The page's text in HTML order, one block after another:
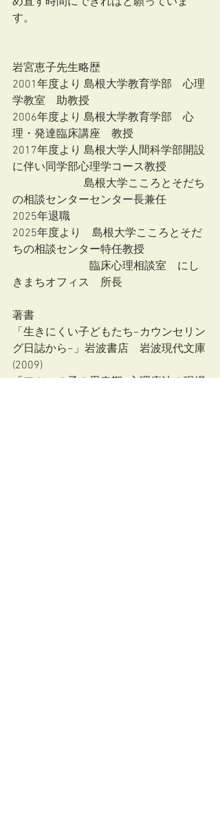
す。
岩宮恵子先生略歴
2001年度より 島根大学教育学部　心理
学教室　助教授
2006年度より 島根大学教育学部　心
理・発達臨床講座　教授
2017年度より 島根大学人間科学部開設
に伴い同学部心理学コース教授
島根大学こころとそだち
の相談センターセンター長兼任
2025年退職
2025年度より　島根大学こころとそだ
ちの相談センター特任教授
臨床心理相談室　にし
きまちオフィス　所長
著書
「生きにくい子どもたち−カウンセリン
グ日誌から−」岩波書店　岩波現代文庫
(2009)
「フツーの子の思春期−心理療法の現場